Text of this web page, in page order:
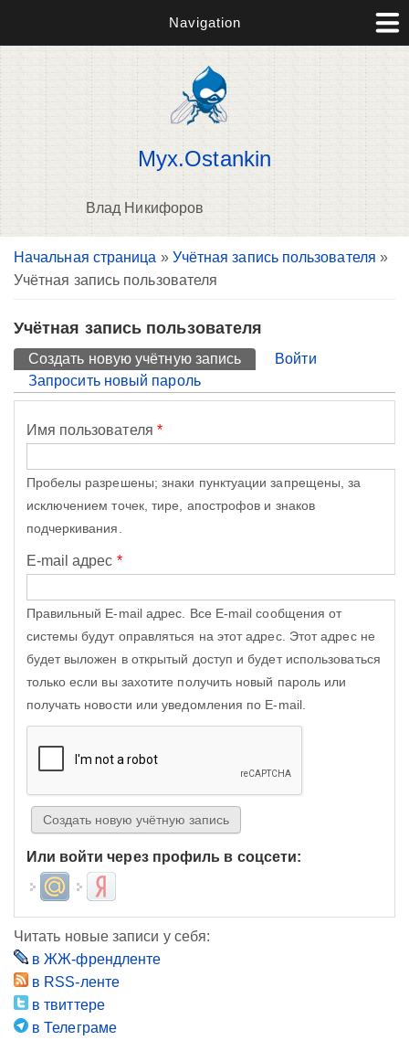
Navigation
Myx.Ostankin
Влад Никифоров
Вы здесь
Начальная страница » Учётная запись пользователя »
Учётная запись пользователя
Учётная запись пользователя
Главные вкладки
Создать новую учётную запись (активная вкладка)
Войти
Запросить новый пароль
Имя пользователя *
Пробелы разрешены; знаки пунктуации запрещены, за
исключением точек, тире, апострофов и знаков
подчеркивания.
E-mail адрес *
Правильный E-mail адрес. Все E-mail сообщения от
системы будут оправляться на этот адрес. Этот адрес не
будет выложен в открытый доступ и будет использоваться
только если вы захотите получить новый пароль или
получать новости или уведомления по E-mail.
Или войти через профиль в соцсети:
Login with Mail.ruLogin with Яндекс
Читать новые записи у себя:
в ЖЖ-френдленте
в RSS-ленте
в твиттере
в Телеграме